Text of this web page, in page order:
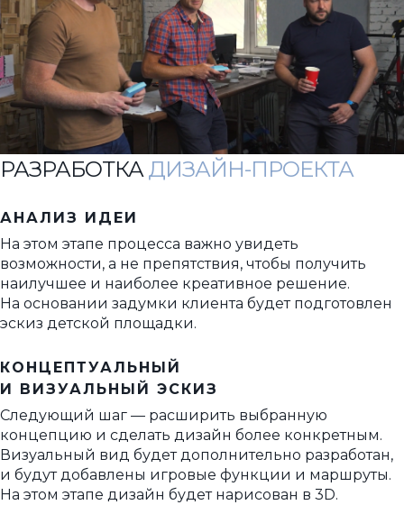
РАЗРАБОТКАДИЗАЙН-ПРОЕКТА
АНАЛИЗ ИДЕИ
На этом этапе процесса важно увидеть
возможности, а не препятствия, чтобы получить
наилучшее и наиболее креативное решение.
На основании задумки клиента будет подготовлен
эскиз детской площадки.
КОНЦЕПТУАЛЬНЫЙ
И ВИЗУАЛЬНЫЙ ЭСКИЗ
Следующий шаг — расширить выбранную
концепцию и сделать дизайн более конкретным.
Визуальный вид будет дополнительно разработан,
и будут добавлены игровые функции и маршруты.
На этом этапе дизайн будет нарисован в 3D.